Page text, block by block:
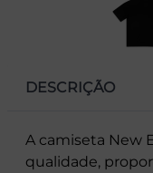
DESCRIÇÃO
A camiseta New
qualidade,